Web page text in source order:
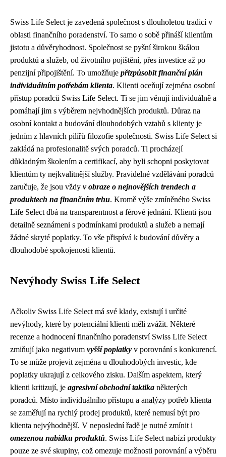
Swiss Life Select je zavedená společnost s dlouholetou tradicí v
oblasti finančního poradenství. To samo o sobě přináší klientům
jistotu a důvěryhodnost. Společnost se pyšní širokou škálou
produktů a služeb, od životního pojištění, přes investice až po
penzijní připojištění. To umožňuje přizpůsobit finanční plán
individuálním potřebám klienta. Klienti oceňují zejména osobní
přístup poradců Swiss Life Select. Ti se jim věnují individuálně a
pomáhají jim s výběrem nejvhodnějších produktů. Důraz na
osobní kontakt a budování dlouhodobých vztahů s klienty je
jedním z hlavních pilířů filozofie společnosti. Swiss Life Select si
zakládá na profesionalitě svých poradců. Ti procházejí
důkladným školením a certifikací, aby byli schopni poskytovat
klientům ty nejkvalitnější služby. Pravidelné vzdělávání poradců
zaručuje, že jsou vždy v obraze o nejnovějších trendech a
produktech na finančním trhu. Kromě výše zmíněného Swiss
Life Select dbá na transparentnost a férové jednání. Klienti jsou
detailně seznámeni s podmínkami produktů a služeb a nemají
žádné skryté poplatky. To vše přispívá k budování důvěry a
dlouhodobé spokojenosti klientů.
Nevýhody Swiss Life Select
Ačkoliv Swiss Life Select má své klady, existují i ​​určité
nevýhody, které by potenciální klienti měli zvážit. Některé
recenze a hodnocení finančního poradenství Swiss Life Select
zmiňují jako negativum vyšší poplatky v porovnání s konkurencí.
To se může projevit zejména u dlouhodobých investic, kde
poplatky ukrajují z celkového zisku. Dalším aspektem, který
klienti kritizují, je agresivní obchodní taktika některých
poradců. Místo individuálního přístupu a analýzy potřeb klienta
se zaměřují na rychlý prodej produktů, které nemusí být pro
klienta nejvýhodnější. V neposlední řadě je nutné zmínit i
omezenou nabídku produktů. Swiss Life Select nabízí produkty
pouze ze své skupiny, což omezuje možnosti porovnání a výběru